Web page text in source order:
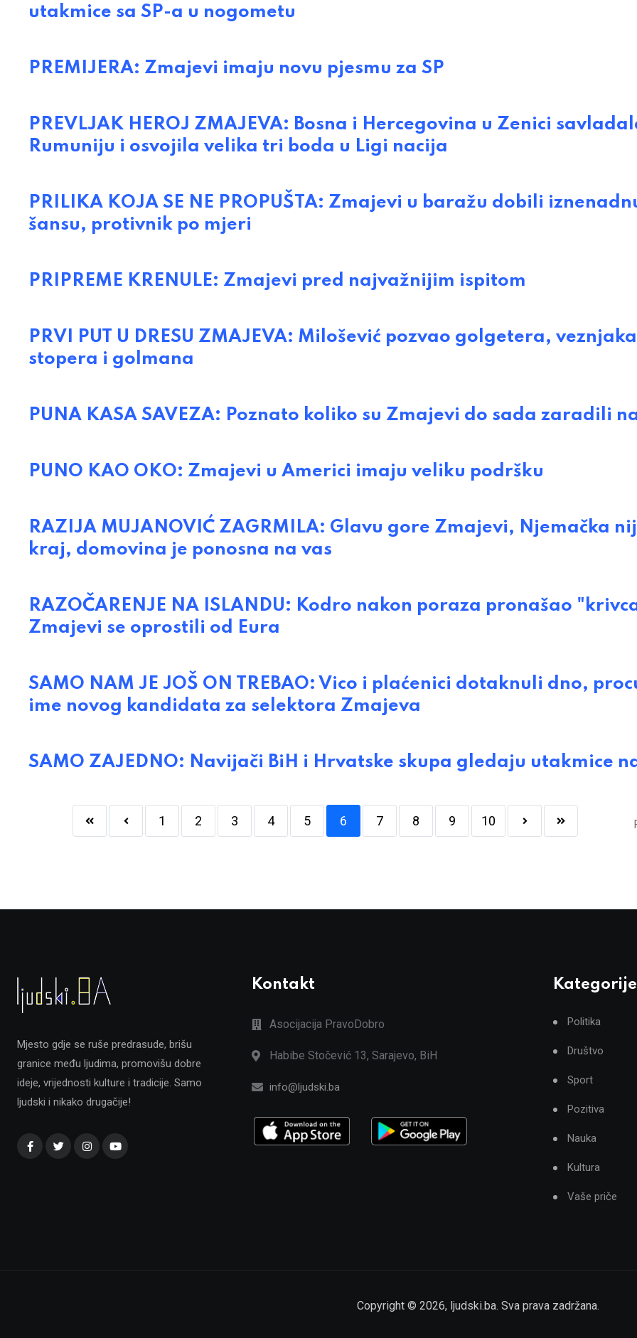
utakmice sa SP-a u nogometu
PREMIJERA: Zmajevi imaju novu pjesmu za SP
PREVLJAK HEROJ ZMAJEVA: Bosna i Hercegovina u Zenici
Rumuniju i osvojila velika tri boda u Ligi nacija
PRILIKA KOJA SE NE PROPUŠTA: Zmajevi u baražu dobili
šansu, protivnik po mjeri
PRIPREME KRENULE: Zmajevi pred najvažnijim ispitom
PRVI PUT U DRESU ZMAJEVA: Milošević pozvao golgetera,
stopera i golmana
PUNA KASA SAVEZA: Poznato koliko su Zmajevi do sada zaradili
PUNO KAO OKO: Zmajevi u Americi imaju veliku podršku
RAZIJA MUJANOVIĆ ZAGRMILA: Glavu gore Zmajevi, Njemačka
kraj, domovina je ponosna na vas
RAZOČARENJE NA ISLANDU: Kodro nakon poraza pronašao
Zmajevi se oprostili od Eura
SAMO NAM JE JOŠ ON TREBAO: Vico i plaćenici dotaknuli dno,
ime novog kandidata za selektora Zmajeva
SAMO ZAJEDNO: Navijači BiH i Hrvatske skupa gledaju utakmice
1 2 3 4 5 6 7 8 9 10
Mjesto gdje se ruše predrasude, brišu
granice među ljudima, promovišu dobre
ideje, vrijednosti kulture i tradicije. Samo
ljudski i nikako drugačije!
Kontakt
Asocijacija PravoDobro
Habibe Stočević 13, Sarajevo, BiH
info@ljudski.ba
Kategorije
Politika
Društvo
Sport
Pozitiva
Nauka
Kultura
Vaše priče
Copyright © 2026, ljudski.ba. Sva prava zadržana.